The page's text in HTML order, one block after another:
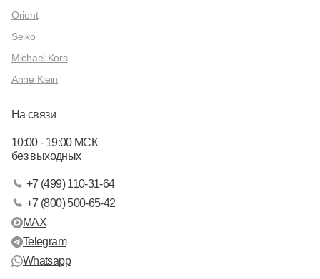
Orient
Seiko
Michael Kors
Anne Klein
На связи
10:00 - 19:00 МСК
без выходных
+7 (499) 110-31-64
+7 (800) 500-65-42
MAX
Telegram
Whatsapp